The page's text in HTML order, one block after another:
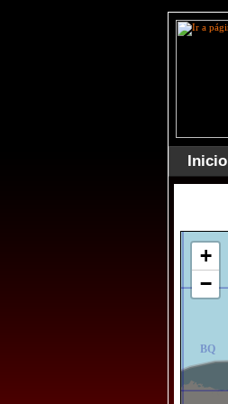
Inicio
BQ
BR
+
−